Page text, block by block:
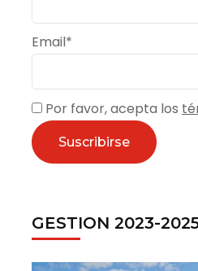
Email*
Por favor, acepta los
GESTION 2023-